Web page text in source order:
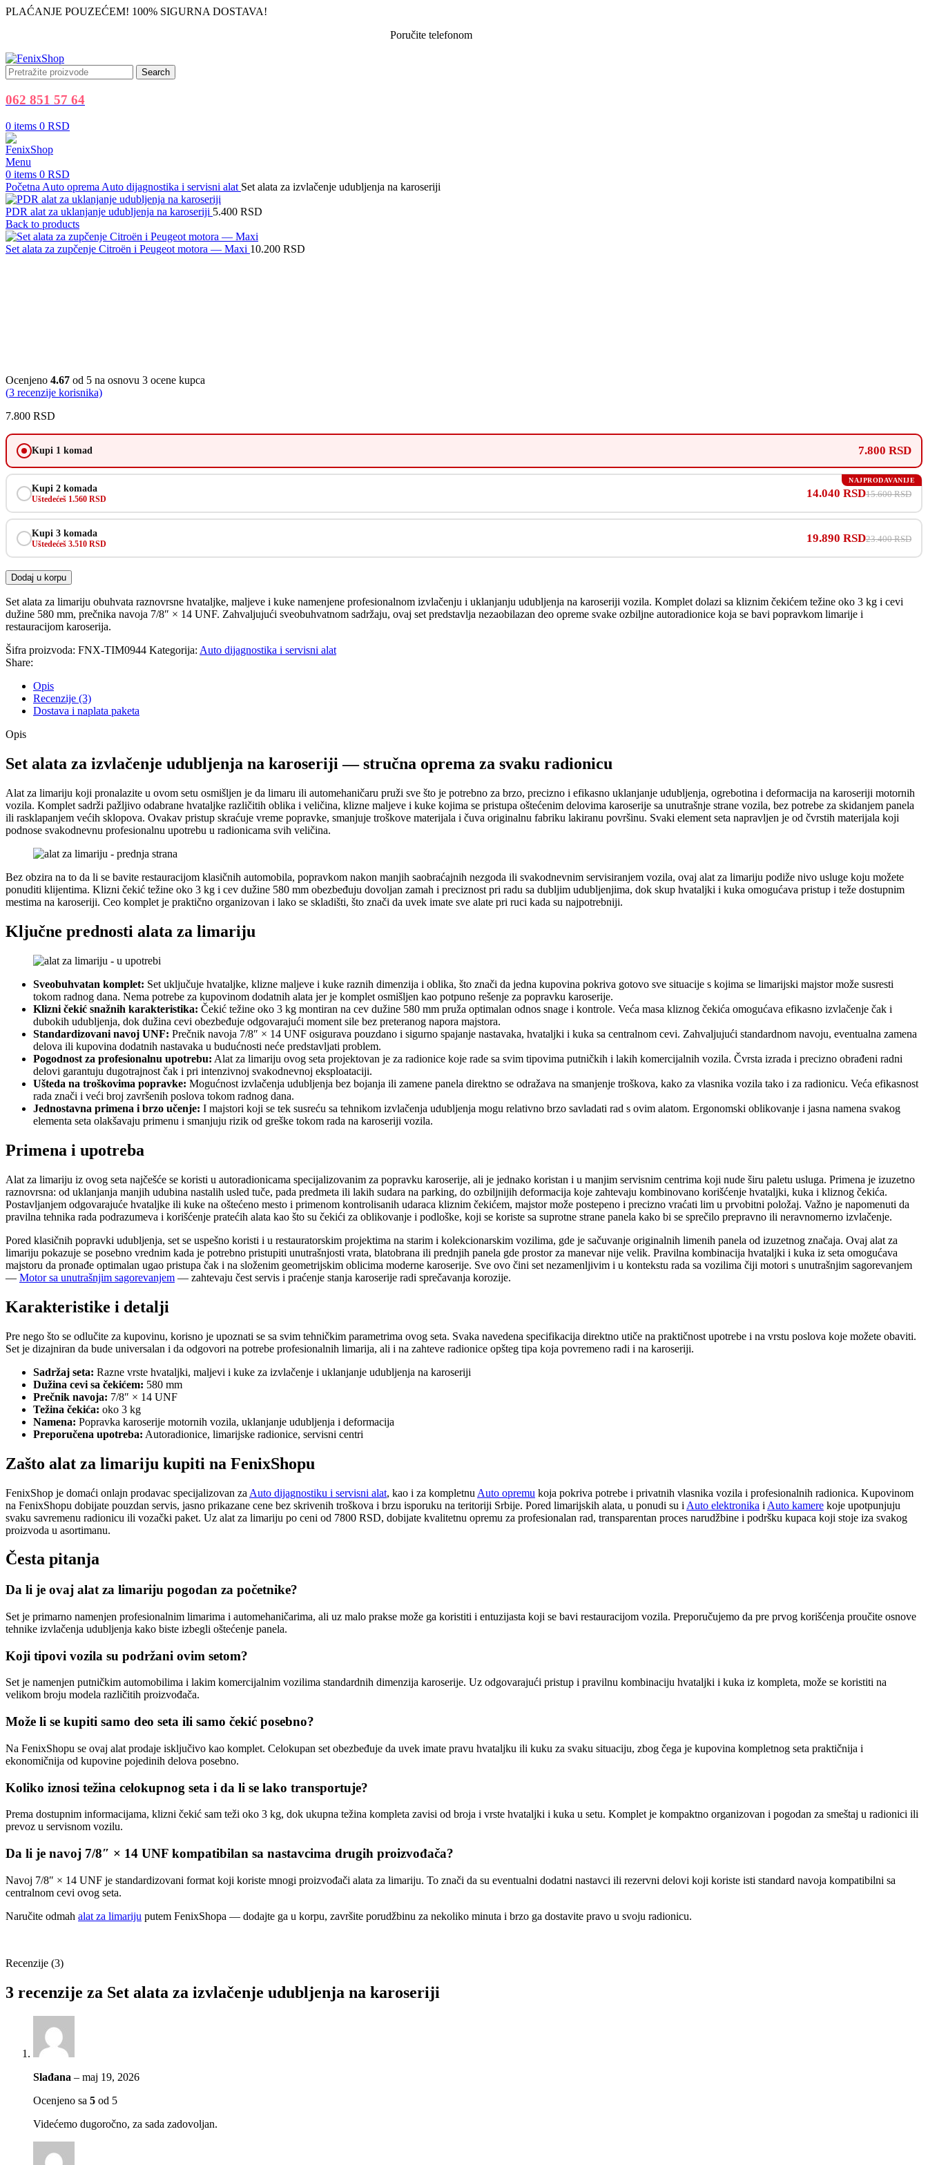
PLAĆANJE POUZEĆEM! 100% SIGURNA DOSTAVA!
Poručite telefonom
Search
062 851 57 64
0 items 0 RSD
Menu
0 items 0 RSD
PočetnaAuto opremaAuto dijagnostika i servisni alat Set alata za izvlačenje udubljenja na karoseriji
PDR alat za uklanjanje udubljenja na karoseriji 5.400 RSD
Back to products
Set alata za zupčenje Citroën i Peugeot motora — Maxi 10.200 RSD
Ocenjeno 4.67 od 5 na osnovu 3 ocene kupca
(3 recenzije korisnika)
7.800 RSD
Kupi 1 komad 7.800 RSD
Kupi 2 komada
Uštedećeš 1.560 RSD 14.040 RSD15.600 RSD
NAJPRODAVANIJE
Kupi 3 komada
Uštedećeš 3.510 RSD 19.890 RSD23.400 RSD
Dodaj u korpu
Set alata za limariju obuhvata raznovrsne hvataljke, maljeve i kuke namenjene profesionalnom izvlačenju i uklanjanju udubljenja na karoseriji vozila. Komplet dolazi sa kliznim čekićem težine oko 3 kg i cevi
dužine 580 mm, prečnika navoja 7/8″ × 14 UNF. Zahvaljujući sveobuhvatnom sadržaju, ovaj set predstavlja nezaobilazan deo opreme svake ozbiljne autoradionice koja se bavi popravkom limarije i
restauracijom karoserija.
Šifra proizvoda: FNX-TIM0944 Kategorija: Auto dijagnostika i servisni alat
Share:
Opis
Recenzije (3)
Dostava i naplata paketa
Opis
Set alata za izvlačenje udubljenja na karoseriji — stručna oprema za svaku radionicu
Alat za limariju koji pronalazite u ovom setu osmišljen je da limaru ili automehaničaru pruži sve što je potrebno za brzo, precizno i efikasno uklanjanje udubljenja, ogrebotina i deformacija na karoseriji motornih
vozila. Komplet sadrži pažljivo odabrane hvataljke različitih oblika i veličina, klizne maljeve i kuke kojima se pristupa oštećenim delovima karoserije sa unutrašnje strane vozila, bez potrebe za skidanjem panela
ili rasklapanjem većih sklopova. Ovakav pristup skraćuje vreme popravke, smanjuje troškove materijala i čuva originalnu fabriku lakiranu površinu. Svaki element seta napravljen je od čvrstih materijala koji
podnose svakodnevnu profesionalnu upotrebu u radionicama svih veličina.
Bez obzira na to da li se bavite restauracijom klasičnih automobila, popravkom nakon manjih saobraćajnih nezgoda ili svakodnevnim servisiranjem vozila, ovaj alat za limariju podiže nivo usluge koju možete
ponuditi klijentima. Klizni čekić težine oko 3 kg i cev dužine 580 mm obezbeđuju dovoljan zamah i preciznost pri radu sa dubljim udubljenjima, dok skup hvataljki i kuka omogućava pristup i teže dostupnim
mestima na karoseriji. Ceo komplet je praktično organizovan i lako se skladišti, što znači da uvek imate sve alate pri ruci kada su najpotrebniji.
Ključne prednosti alata za limariju
Sveobuhvatan komplet: Set uključuje hvataljke, klizne maljeve i kuke raznih dimenzija i oblika, što znači da jedna kupovina pokriva gotovo sve situacije s kojima se limarijski majstor može susresti
tokom radnog dana. Nema potrebe za kupovinom dodatnih alata jer je komplet osmišljen kao potpuno rešenje za popravku karoserije.
Klizni čekić snažnih karakteristika: Čekić težine oko 3 kg montiran na cev dužine 580 mm pruža optimalan odnos snage i kontrole. Veća masa kliznog čekića omogućava efikasno izvlačenje čak i
dubokih udubljenja, dok dužina cevi obezbeđuje odgovarajući moment sile bez preteranog napora majstora.
Standardizovani navoj UNF: Prečnik navoja 7/8″ × 14 UNF osigurava pouzdano i sigurno spajanje nastavaka, hvataljki i kuka sa centralnom cevi. Zahvaljujući standardnom navoju, eventualna zamena
delova ili kupovina dodatnih nastavaka u budućnosti neće predstavljati problem.
Pogodnost za profesionalnu upotrebu: Alat za limariju ovog seta projektovan je za radionice koje rade sa svim tipovima putničkih i lakih komercijalnih vozila. Čvrsta izrada i precizno obrađeni radni
delovi garantuju dugotrajnost čak i pri intenzivnoj svakodnevnoj eksploataciji.
Ušteda na troškovima popravke: Mogućnost izvlačenja udubljenja bez bojanja ili zamene panela direktno se odražava na smanjenje troškova, kako za vlasnika vozila tako i za radionicu. Veća efikasnost
rada znači i veći broj završenih poslova tokom radnog dana.
Jednostavna primena i brzo učenje: I majstori koji se tek susreću sa tehnikom izvlačenja udubljenja mogu relativno brzo savladati rad s ovim alatom. Ergonomski oblikovanje i jasna namena svakog
elementa seta olakšavaju primenu i smanjuju rizik od greške tokom rada na karoseriji vozila.
Primena i upotreba
Alat za limariju iz ovog seta najčešće se koristi u autoradionicama specijalizovanim za popravku karoserije, ali je jednako koristan i u manjim servisnim centrima koji nude širu paletu usluga. Primena je izuzetno
raznovrsna: od uklanjanja manjih udubina nastalih usled tuče, pada predmeta ili lakih sudara na parking, do ozbiljnijih deformacija koje zahtevaju kombinovano korišćenje hvataljki, kuka i kliznog čekića.
Postavljanjem odgovarajuće hvataljke ili kuke na oštećeno mesto i primenom kontrolisanih udaraca kliznim čekićem, majstor može postepeno i precizno vraćati lim u prvobitni položaj. Važno je napomenuti da
pravilna tehnika rada podrazumeva i korišćenje pratećih alata kao što su čekići za oblikovanje i podloške, koji se koriste sa suprotne strane panela kako bi se sprečilo prepravno ili neravnomerno izvlačenje.
Pored klasičnih popravki udubljenja, set se uspešno koristi i u restauratorskim projektima na starim i kolekcionarskim vozilima, gde je sačuvanje originalnih limenih panela od izuzetnog značaja. Ovaj alat za
limariju pokazuje se posebno vrednim kada je potrebno pristupiti unutrašnjosti vrata, blatobrana ili prednjih panela gde prostor za manevar nije velik. Pravilna kombinacija hvataljki i kuka iz seta omogućava
majstoru da pronađe optimalan ugao pristupa čak i na složenim geometrijskim oblicima moderne karoserije. Sve ovo čini set nezamenljivim i u kontekstu rada sa vozilima čiji motori s unutrašnjim sagorevanjem
— Motor sa unutrašnjim sagorevanjem — zahtevaju čest servis i praćenje stanja karoserije radi sprečavanja korozije.
Karakteristike i detalji
Pre nego što se odlučite za kupovinu, korisno je upoznati se sa svim tehničkim parametrima ovog seta. Svaka navedena specifikacija direktno utiče na praktičnost upotrebe i na vrstu poslova koje možete obaviti.
Set je dizajniran da bude universalan i da odgovori na potrebe profesionalnih limarija, ali i na zahteve radionice opšteg tipa koja povremeno radi i na karoseriji.
Sadržaj seta: Razne vrste hvataljki, maljevi i kuke za izvlačenje i uklanjanje udubljenja na karoseriji
Dužina cevi sa čekićem: 580 mm
Prečnik navoja: 7/8″ × 14 UNF
Težina čekića: oko 3 kg
Namena: Popravka karoserije motornih vozila, uklanjanje udubljenja i deformacija
Preporučena upotreba: Autoradionice, limarijske radionice, servisni centri
Zašto alat za limariju kupiti na FenixShopu
FenixShop je domaći onlajn prodavac specijalizovan za Auto dijagnostiku i servisni alat, kao i za kompletnu Auto opremu koja pokriva potrebe i privatnih vlasnika vozila i profesionalnih radionica. Kupovinom
na FenixShopu dobijate pouzdan servis, jasno prikazane cene bez skrivenih troškova i brzu isporuku na teritoriji Srbije. Pored limarijskih alata, u ponudi su i Auto elektronika i Auto kamere koje upotpunjuju
svaku savremenu radionicu ili vozački paket. Uz alat za limariju po ceni od 7800 RSD, dobijate kvalitetnu opremu za profesionalan rad, transparentan proces narudžbine i podršku kupaca koji stoje iza svakog
proizvoda u asortimanu.
Česta pitanja
Da li je ovaj alat za limariju pogodan za početnike?
Set je primarno namenjen profesionalnim limarima i automehaničarima, ali uz malo prakse može ga koristiti i entuzijasta koji se bavi restauracijom vozila. Preporučujemo da pre prvog korišćenja proučite osnove
tehnike izvlačenja udubljenja kako biste izbegli oštećenje panela.
Koji tipovi vozila su podržani ovim setom?
Set je namenjen putničkim automobilima i lakim komercijalnim vozilima standardnih dimenzija karoserije. Uz odgovarajući pristup i pravilnu kombinaciju hvataljki i kuka iz kompleta, može se koristiti na
velikom broju modela različitih proizvođača.
Može li se kupiti samo deo seta ili samo čekić posebno?
Na FenixShopu se ovaj alat prodaje isključivo kao komplet. Celokupan set obezbeđuje da uvek imate pravu hvataljku ili kuku za svaku situaciju, zbog čega je kupovina kompletnog seta praktičnija i
ekonomičnija od kupovine pojedinih delova posebno.
Koliko iznosi težina celokupnog seta i da li se lako transportuje?
Prema dostupnim informacijama, klizni čekić sam teži oko 3 kg, dok ukupna težina kompleta zavisi od broja i vrste hvataljki i kuka u setu. Komplet je kompaktno organizovan i pogodan za smeštaj u radionici ili
prevoz u servisnom vozilu.
Da li je navoj 7/8″ × 14 UNF kompatibilan sa nastavcima drugih proizvođača?
Navoj 7/8″ × 14 UNF je standardizovani format koji koriste mnogi proizvođači alata za limariju. To znači da su eventualni dodatni nastavci ili rezervni delovi koji koriste isti standard navoja kompatibilni sa
centralnom cevi ovog seta.
Naručite odmah alat za limariju putem FenixShopa — dodajte ga u korpu, završite porudžbinu za nekoliko minuta i brzo ga dostavite pravo u svoju radionicu.
Recenzije (3)
3 recenzije za Set alata za izvlačenje udubljenja na karoseriji
Slađana – maj 19, 2026
Ocenjeno sa 5 od 5
Videćemo dugoročno, za sada zadovoljan.